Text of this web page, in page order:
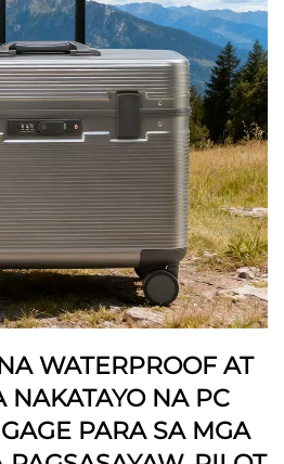
WATERPROOF AT
NAKATAYO NA PC
PARA SA MGA